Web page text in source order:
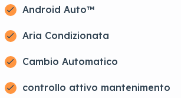
Android Auto™
Aria Condizionata
Cambio Automatico
controllo attivo mantenimento